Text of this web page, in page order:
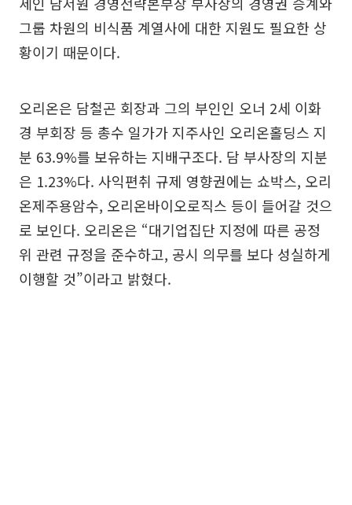
그룹 차원의 비식품 계열사에 대한 지원도 필요한 상
황이기 때문이다.
오리온은 담철곤 회장과 그의 부인인 오너 2세 이화
경 부회장 등 총수 일가가 지주사인 오리온홀딩스 지
분 63.9%를 보유하는 지배구조다. 담 부사장의 지분
은 1.23%다. 사익편취 규제 영향권에는 쇼박스, 오리
온제주용암수, 오리온바이오로직스 등이 들어갈 것으
로 보인다. 오리온은 “대기업집단 지정에 따른 공정
위 관련 규정을 준수하고, 공시 의무를 보다 성실하게
이행할 것”이라고 밝혔다.